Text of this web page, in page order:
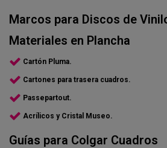
Marcos para Discos de
Materiales en Plancha
Cartón Pluma.
Cartones para trasera cuadros.
Passepartout.
Acrílicos y Cristal Museo.
Guías para Colgar Cuadros